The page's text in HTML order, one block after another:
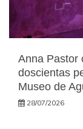
Anna Pastor
doscientas
Museo de
28/07/2026